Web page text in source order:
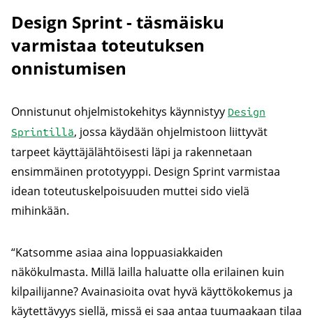
Design Sprint - täsmäisku
varmistaa toteutuksen
onnistumisen
Onnistunut ohjelmistokehitys käynnistyyDesign
Sprintillä, jossa käydään ohjelmistoon liittyvät
tarpeet käyttäjälähtöisesti läpi ja rakennetaan
ensimmäinen prototyyppi. Design Sprint varmistaa
idean toteutuskelpoisuuden muttei sido vielä
mihinkään.
“Katsomme asiaa aina loppuasiakkaiden
näkökulmasta. Millä lailla haluatte olla erilainen kuin
kilpailijanne? Avainasioita ovat hyvä käyttökokemus ja
käytettävyys siellä, missä ei saa antaa tuumaakaan tilaa